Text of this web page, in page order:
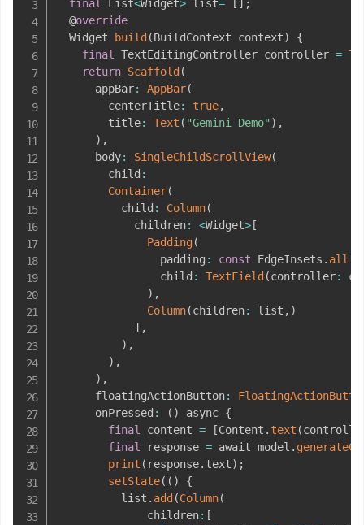
final List<Widget> list= [ ] ;
  @
override
  Widget
build (BuildContext context)
{
final TextEditingController controller =
return Scaffold (
      appBar
: AppBar(
        centerTitle
: true,
        title
: Text ( "Gemini Demo" ) ,
) ,
      body
: SingleChildScrollView(
        child
:
Container(
          child
: Column(
            children
: <Widget> [
Padding(
                padding
: const EdgeInsets . all
                child
: TextField (controller:
) ,
Column(children: list , )
] ,
) ,
) ,
) ,
      floatingActionButton
:
      onPressed
: ( ) async {
final content = [Content . text (
final response = await model .
print ( response. text) ;
setState( ( )
{
          list
. add (Column(
              children
: [